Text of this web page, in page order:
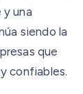
una
siendo la
que
confiables.